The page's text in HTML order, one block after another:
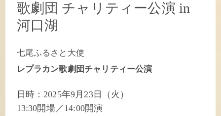
歌劇団 チャリティー公演 in
河口湖
七尾ふるさと大使
レプラカン歌劇団チャリティー公演
日時：2025年9月23日（火）
13:30開場／14:00開演